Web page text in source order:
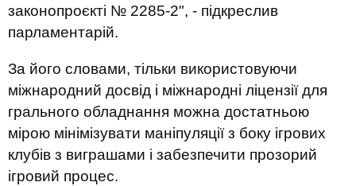
законопроєкті № 2285-2", - підкреслив
парламентарій.
За його словами, тільки використовуючи
міжнародний досвід і міжнародні ліцензії для
грального обладнання можна достатньою
мірою мінімізувати маніпуляції з боку ігрових
клубів з виграшами і забезпечити прозорий
ігровий процес.